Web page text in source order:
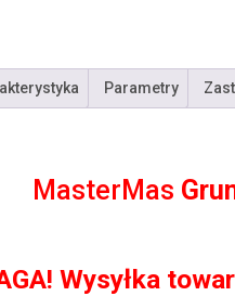
Parametry
MasterMas
Wysyłka